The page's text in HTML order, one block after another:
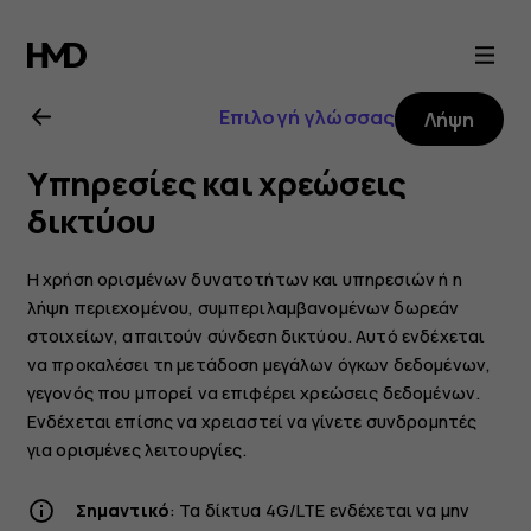
Οδηγίες
χρήσης
Nokia
5.3
Επιλογή γλώσσας Λήψη
Υπηρεσίες και χρεώσεις
δικτύου
Η χρήση ορισμένων δυνατοτήτων και υπηρεσιών ή η
λήψη περιεχομένου, συμπεριλαμβανομένων δωρεάν
στοιχείων, απαιτούν σύνδεση δικτύου. Αυτό ενδέχεται
να προκαλέσει τη μετάδοση μεγάλων όγκων δεδομένων,
γεγονός που μπορεί να επιφέρει χρεώσεις δεδομένων.
Ενδέχεται επίσης να χρειαστεί να γίνετε συνδρομητές
για ορισμένες λειτουργίες.
Σημαντικό: Τα δίκτυα 4G/LTE ενδέχεται να μην